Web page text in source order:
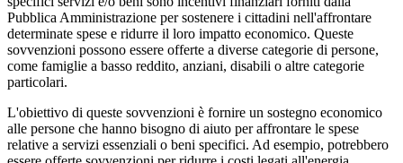
Pubblica Amministrazione per sostenere i cittadini nell'affrontare
determinate spese e ridurre il loro impatto economico. Queste
sovvenzioni possono essere offerte a diverse categorie di persone,
come famiglie a basso reddito, anziani, disabili o altre categorie
particolari.
L'obiettivo di queste sovvenzioni è fornire un sostegno economico
alle persone che hanno bisogno di aiuto per affrontare le spese
relative a servizi essenziali o beni specifici. Ad esempio, potrebbero